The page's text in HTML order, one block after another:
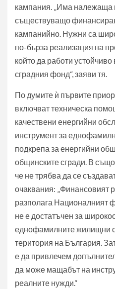
кампания. „Има належаща
съществуващо
кампанийно. Нужни са
по-бърза реализация на
който да работи
сградния фонд“, заяви тя.
По думите ѝ първите
включват техническа
качествени енергийни
инструмент за
подкрепа за енергийни
общинските сгради. В
че не трябва да се
очаквания: „Финансовият
разполага Националният
не е достатъчен за
еднофамилните жилищни
територия на България.
е да привлечем
да може мащабът на
реалните нужди.“